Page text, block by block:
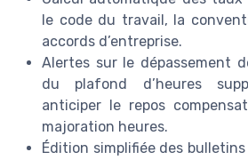
le code du travail, la
accords d’entreprise.
Alertes sur le dépassement
du plafond d’heures
anticiper le repos
majoration heures.
Édition simplifiée des